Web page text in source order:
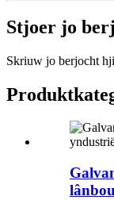
Stjoer jo
Skriuw jo berjocht